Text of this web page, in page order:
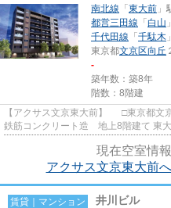
南北線 「 東大前 」
都営三田線 「 白山
千代田線 「 千駄木
東京都文京区向丘
-
築年数：築8年
階数：8階建
【アクサス文京東大前】 □東京都文京区向丘二
鉄筋コンクリート造 地上8階建て 東大前駅から徒歩5分の立地に建つ賃貸マンシ
現在空室情
アクサス文京東大前
賃貸｜マンション 井川ビル